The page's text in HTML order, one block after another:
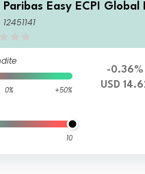
Paribas Easy ECPI Global
Economy UCITS ETF
0% +50%
10
-0.36%
USD